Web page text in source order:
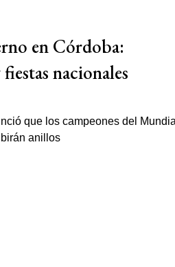
en Córdoba:
nacionales